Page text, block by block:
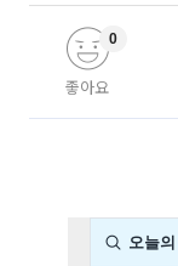
좋아요
0